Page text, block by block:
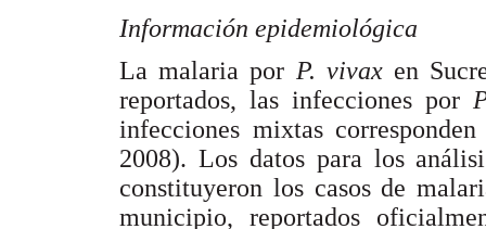
Información epidemiológica
La malaria por P. vivax en
reportados, las infecciones por
infecciones mixtas
2008). Los datos para los
constituyeron los casos de
municipio, reportados